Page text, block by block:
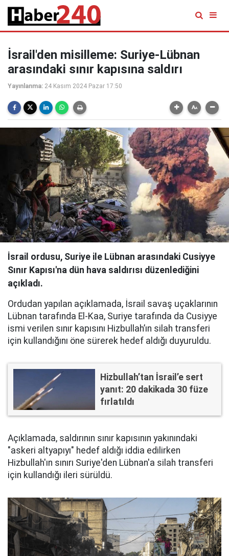
İsrail'den misilleme: Suriye-Lübnan
arasındaki sınır kapısına saldırı
Yayınlanma: 24 Kasım 2024 Pazar 17:50
İsrail ordusu, Suriye ile Lübnan arasındaki Cusiyye
Sınır Kapısı'na dün hava saldırısı düzenlediğini
açıkladı.
Ordudan yapılan açıklamada, İsrail savaş uçaklarının
Lübnan tarafında El-Kaa, Suriye tarafında da Cusiyye
ismi verilen sınır kapısını Hizbullah’ın silah transferi
için kullandığını öne sürerek hedef aldığı duyuruldu.
Hizbullah’tan İsrail’e sert
yanıt: 20 dakikada 30 füze
fırlatıldı
Açıklamada, saldırının sınır kapısının yakınındaki
"askeri altyapıyı" hedef aldığı iddia edilirken
Hizbullah'ın sınırı Suriye'den Lübnan'a silah transferi
için kullandığı ileri sürüldü.